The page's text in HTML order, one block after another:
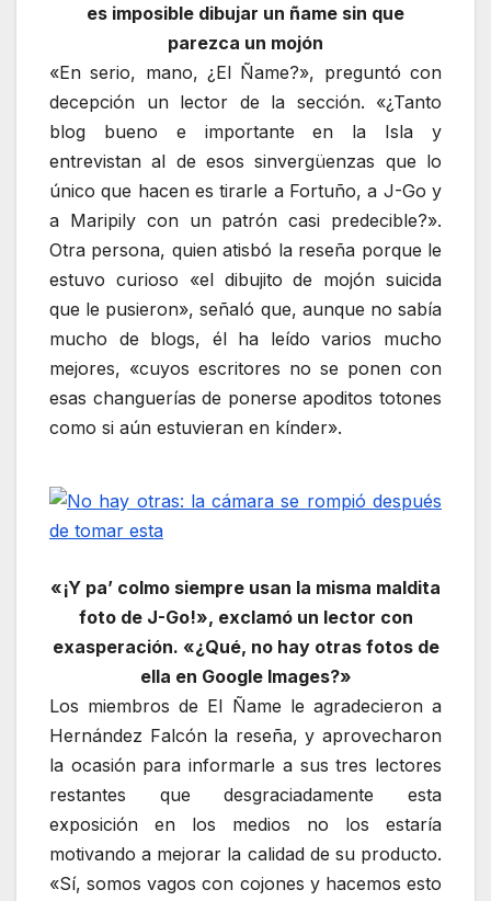
es imposible dibujar un ñame sin que
parezca un mojón
«En serio, mano, ¿El Ñame?», preguntó con
decepción un lector de la sección. «¿Tanto
blog bueno e importante en la Isla y
entrevistan al de esos sinvergüenzas que lo
único que hacen es tirarle a Fortuño, a J-Go y
a Maripily con un patrón casi predecible?».
Otra persona, quien atisbó la reseña porque le
estuvo curioso «el dibujito de mojón suicida
que le pusieron», señaló que, aunque no sabía
mucho de blogs, él ha leído varios mucho
mejores, «cuyos escritores no se ponen con
esas changuerías de ponerse apoditos totones
como si aún estuvieran en kínder».
«¡Y pa’ colmo siempre usan la misma maldita
foto de J-Go!», exclamó un lector con
exasperación. «¿Qué, no hay otras fotos de
ella en Google Images?»
Los miembros de El Ñame le agradecieron a
Hernández Falcón la reseña, y aprovecharon
la ocasión para informarle a sus tres lectores
restantes que desgraciadamente esta
exposición en los medios no los estaría
motivando a mejorar la calidad de su producto.
«Sí, somos vagos con cojones y hacemos esto